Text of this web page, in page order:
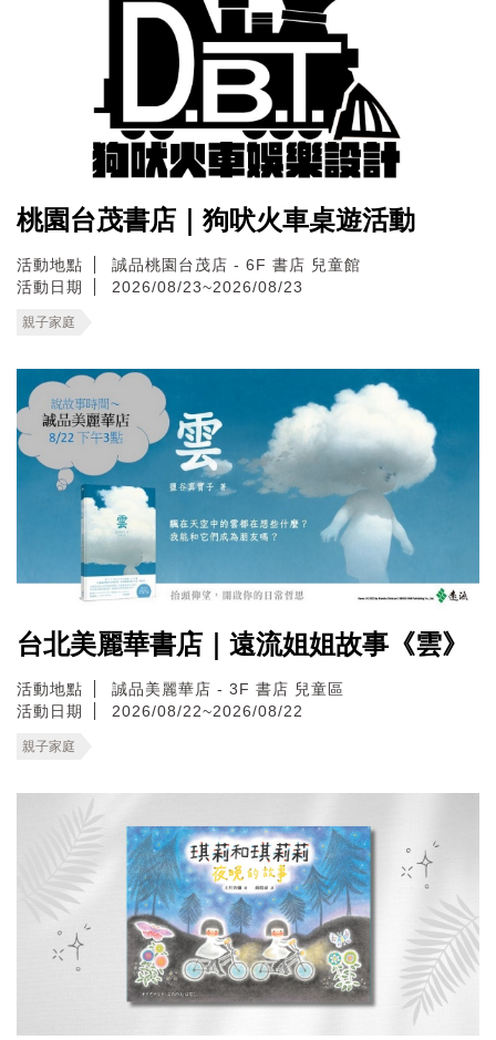
桃園台茂書店｜狗吠火車桌遊活動
活動地點
誠品桃園台茂店 - 6F 書店 兒童館
活動日期
2026/08/23~2026/08/23
親子家庭
台北美麗華書店｜遠流姐姐故事《雲》
活動地點
誠品美麗華店 - 3F 書店 兒童區
活動日期
2026/08/22~2026/08/22
親子家庭